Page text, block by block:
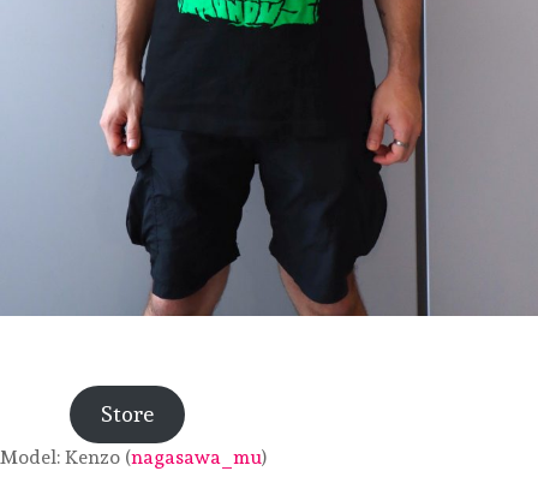
Store
Model: Kenzo (nagasawa_mu)